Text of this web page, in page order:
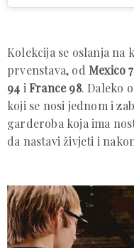
Kolekcija se oslanja na
prvenstava, od Mexico
94 iFrance 98. Daleko
koji se nosi jednom i
garderoba koja ima
da nastavi živjeti i